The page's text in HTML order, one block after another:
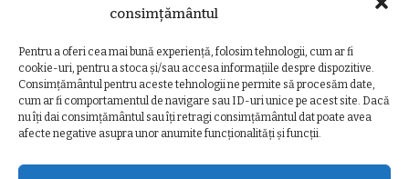
consimțământul
Pentru a oferi cea mai bună experiență, folosim tehnologii, cum ar fi
cookie-uri, pentru a stoca și/sau accesa informațiile despre dispozitive.
Consimțământul pentru aceste tehnologii ne permite să procesăm date,
cum ar fi comportamentul de navigare sau ID-uri unice pe acest site. Dacă
nu îți dai consimțământul sau îți retragi consimțământul dat poate avea
afecte negative asupra unor anumite funcționalități și funcții.
Ziua Unirii Principatelor Române
– Clădiri și poduri din Cluj,
iluminate în culorile drapelului
Ziua Unirii la Cluj-Napoca.
Programul complet al
evenimentelor